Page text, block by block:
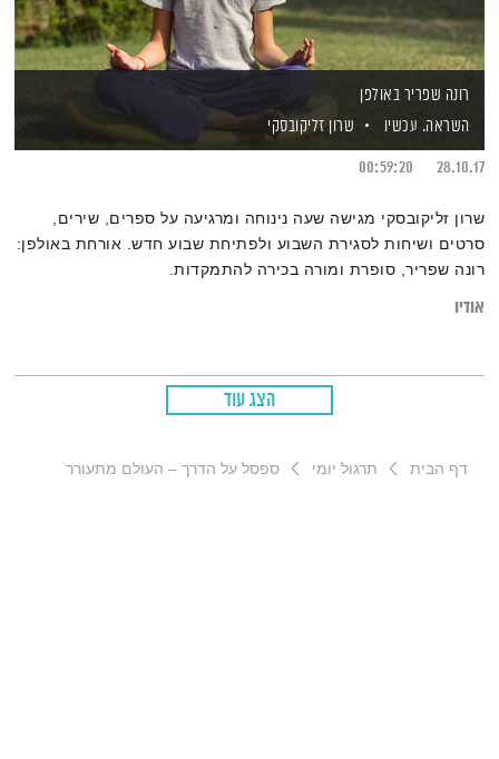
רונה שפריר באולפן
השראה. עכשיו
שרון זליקובסקי
28.10.17
00:59:20
שרון זליקובסקי מגישה שעה נינוחה ומרגיעה על ספרים, שירים,
סרטים ושיחות לסגירת השבוע ולפתיחת שבוע חדש. אורחת באולפן:
רונה שפריר, סופרת ומורה בכירה להתמקדות.
אודיו
הצג עוד
דף הבית תרגול יומי ספסל על הדרך – העולם מתעורר